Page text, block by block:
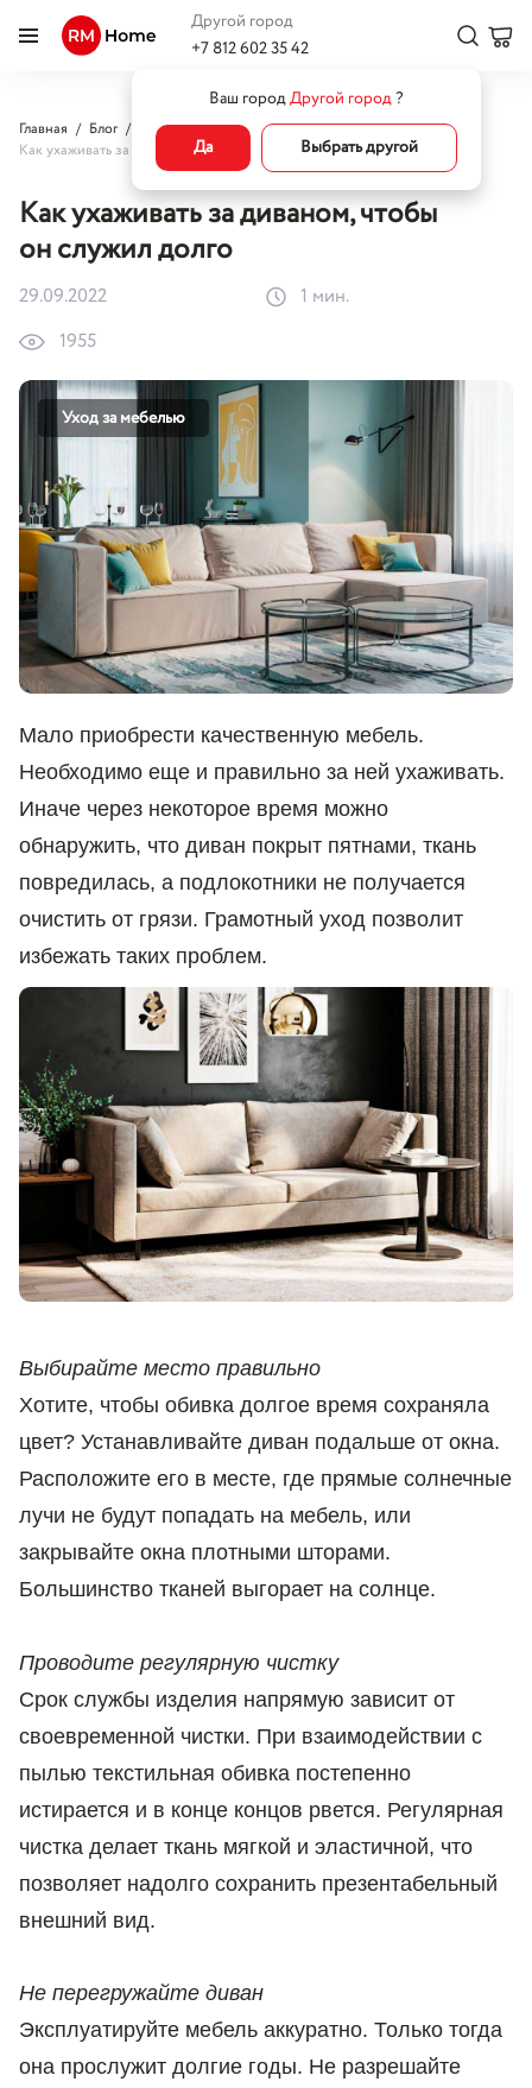
Другой город
+7 812 602 35 42
Ваш городДругой город?
Да Выбрать другой
Главная Блог
Уход за мебелью
Как ухаживать за диваном, чтобы он служил долго
Как ухаживать за диваном, чтобы
он служил долго
29.09.2022
1 мин.
1955
Уход за мебелью
Мало приобрести качественную мебель.
Необходимо еще и правильно за ней ухаживать.
Иначе через некоторое время можно
обнаружить, что диван покрыт пятнами, ткань
повредилась, а подлокотники не получается
очистить от грязи. Грамотный уход позволит
избежать таких проблем.
Выбирайте место правильно
Хотите, чтобы обивка долгое время сохраняла
цвет? Устанавливайте диван подальше от окна.
Расположите его в месте, где прямые солнечные
лучи не будут попадать на мебель, или
закрывайте окна плотными шторами.
Большинство тканей выгорает на солнце.
Проводите регулярную чистку
Срок службы изделия напрямую зависит от
своевременной чистки. При взаимодействии с
пылью текстильная обивка постепенно
истирается и в конце концов рвется. Регулярная
чистка делает ткань мягкой и эластичной, что
позволяет надолго сохранить презентабельный
внешний вид.
Не перегружайте диван
Эксплуатируйте мебель аккуратно. Только тогда
она прослужит долгие годы. Не разрешайте